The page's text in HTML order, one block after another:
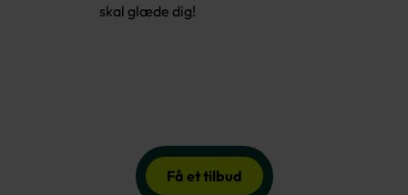
skal glæde dig!
Få et tilbud